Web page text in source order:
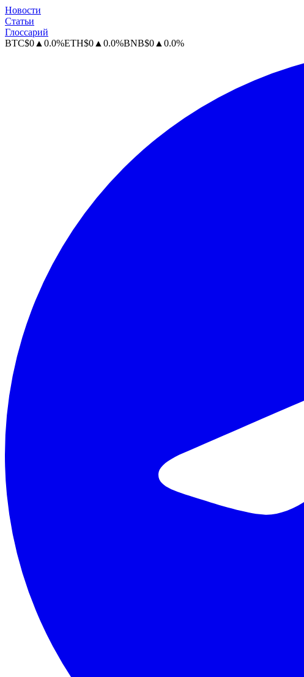
Новости
Статьи
Глоссарий
BTC$0 ▲ 0.0%ETH$0 ▲ 0.0%BNB$0 ▲ 0.0%